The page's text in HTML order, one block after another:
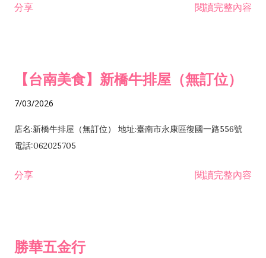
發業 H703090 不動產買賣業 H703100 不動產租賃業 I503010
分享 閱讀完整內容
【台南美食】新橋牛排屋（無訂位）
7/03/2026
店名:新橋牛排屋（無訂位） 地址:臺南市永康區復國一路556號
電話:062025705
分享 閱讀完整內容
勝華五金行